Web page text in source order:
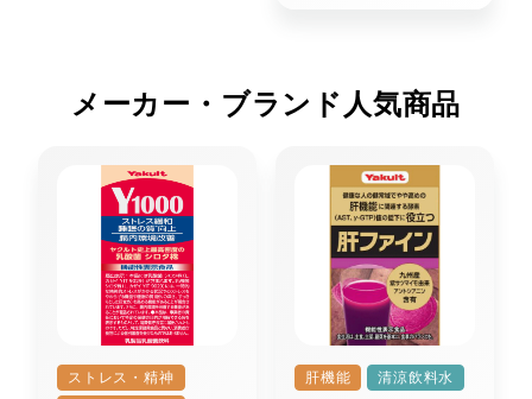
メーカー・ブランド人気商品
ストレス・精神
肝機能 清涼飲料水